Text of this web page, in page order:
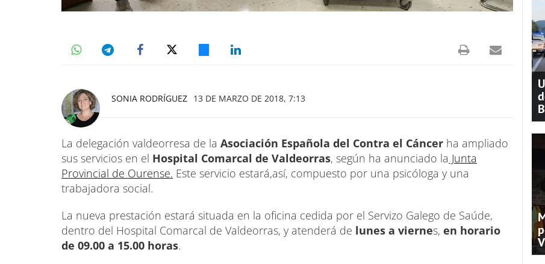
SONIA RODRÍGUEZ 13 DE MARZO DE 2018, 7:13
La delegación valdeorresa de la Asociación Española del Contra el Cáncer ha ampliado
sus servicios en el Hospital Comarcal de Valdeorras, según ha anunciado la Junta
Provincial de Ourense. Este servicio estará,así, compuesto por una psicóloga y una
trabajadora social.
La nueva prestación estará situada en la oficina cedida por el Servizo Galego de Saúde,
dentro del Hospital Comarcal de Valdeorras, y atenderá de lunes a viernes, en horario
de 09.00 a 15.00 horas.